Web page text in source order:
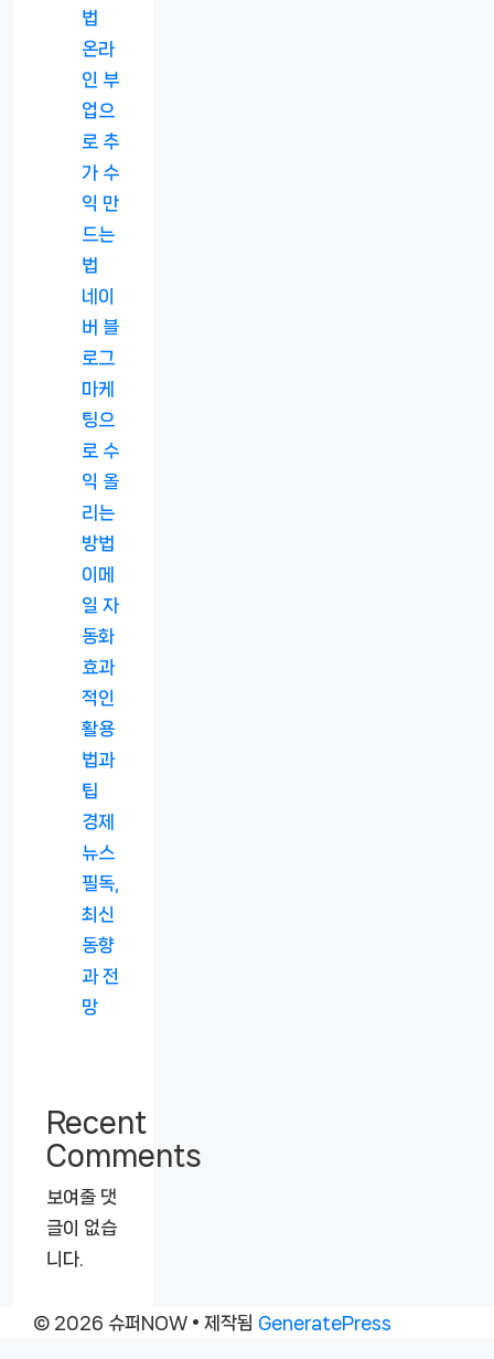
법
온라
인 부
업으
로 추
가 수
익 만
드는
법
네이
버 블
로그
마케
팅으
로 수
익 올
리는
방법
이메
일 자
동화
효과
적인
활용
법과
팁
경제
뉴스
필독,
최신
동향
과 전
망
Recent
Comments
보여줄 댓
글이 없습
니다.
© 2026 슈퍼NOW • 제작됨 GeneratePress